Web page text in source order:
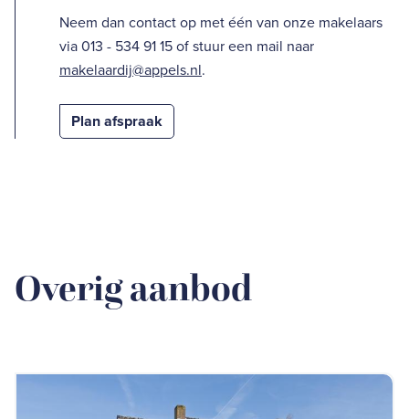
Neem dan contact op met één van onze makelaars
via 013 - 534 91 15 of stuur een mail naar
makelaardij@appels.nl.
Plan afspraak
Overig aanbod